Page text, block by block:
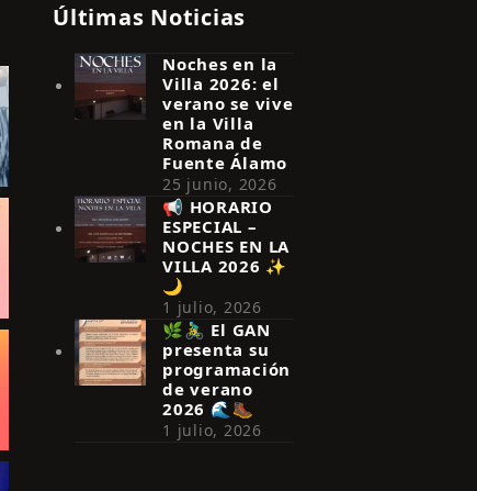
Últimas Noticias
Noches en la
Villa 2026: el
verano se vive
en la Villa
Romana de
Fuente Álamo
25 junio, 2026
📢 HORARIO
ESPECIAL –
NOCHES EN LA
VILLA 2026 ✨
🌙
1 julio, 2026
🌿🚴‍♂️ El GAN
presenta su
programación
de verano
2026 🌊🥾
1 julio, 2026